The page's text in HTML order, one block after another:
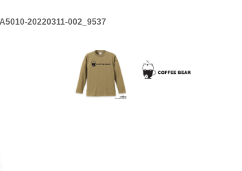
20220311-002_9537